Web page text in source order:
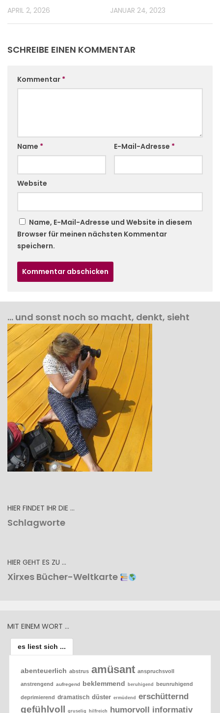
APRIL 2, 2026 JANUAR 24, 2023
SCHREIBE EINEN KOMMENTAR
Kommentar *
Name * E-Mail-Adresse *
Website
Name, E-Mail-Adresse und Website in diesem
Browser für meinen nächsten Kommentar
speichern.
… und sonst noch so macht, denkt, sieht
HIER FINDET IHR DIE …
Schlagworte
HIER GEHT ES ZU …
Xirxes Bücher-Weltkarte
MIT EINEM WORT …
es liest sich ...
abenteuerlich abstrus amüsant anspruchsvoll
anstrengend aufregend beklemmend beruhigend beunruhigend
deprimierend dramatisch düster ermüdend erschütternd
gefühlvoll gruselig hilfreich humorvoll informativ